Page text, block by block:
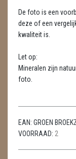
SELENIET
TELEFOON
WIEROOK, OLIE
De foto is een
deze of een
kwaliteit is.
Let op:
Mineralen zijn
foto.
EAN: GROEN
VOORRAAD: 2